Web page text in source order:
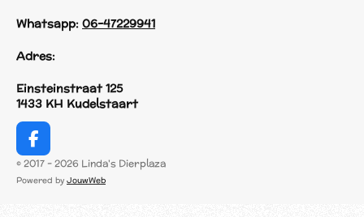
Whatsapp: 06-47229941
Adres:
Einsteinstraat 125
1433 KH Kudelstaart
F
a
c
© 2017 - 2026 Linda's Dierplaza
Powered by JouwWeb